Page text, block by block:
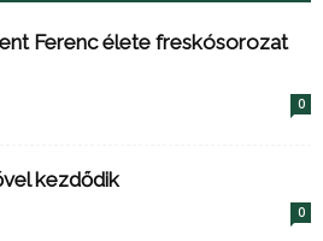
Ferenc élete freskósorozat
0
kezdődik
0